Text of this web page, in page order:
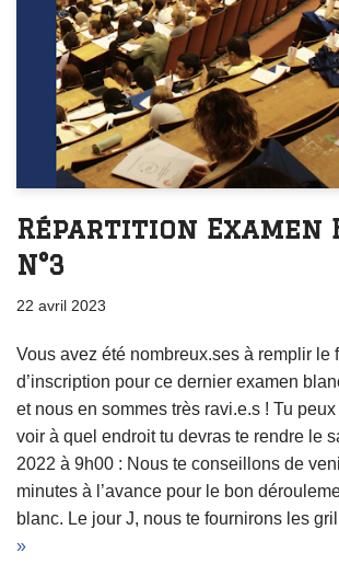
Répartition Examen
N°3
22 avril 2023
Vous avez été nombreux.ses à remplir le
d’inscription pour ce dernier examen
et nous en sommes très ravi.e.s ! Tu
voir à quel endroit tu devras te rendre le
2022 à 9h00 : Nous te conseillons de
minutes à l’avance pour le bon
blanc. Le jour J, nous te fournirons les
»